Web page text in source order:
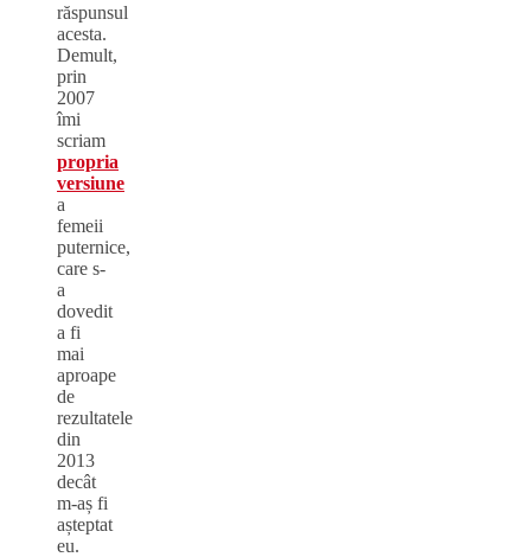
răspunsul
acesta.
Demult,
prin
2007
îmi
scriam
propria
versiune
a
femeii
puternice,
care s-
a
dovedit
a fi
mai
aproape
de
rezultatele
din
2013
decât
m-aș fi
așteptat
eu.